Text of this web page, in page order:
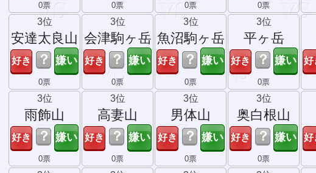
0票 0票 0票 0票
3位
安達太良山
？
0票
3位
会津駒ヶ岳
？
0票
3位
魚沼駒ヶ岳
？
0票
3位
平ヶ岳
？
0票
3位
雨飾山
？
0票
3位
高妻山
？
0票
3位
男体山
？
0票
3位
奥白根山
？
0票